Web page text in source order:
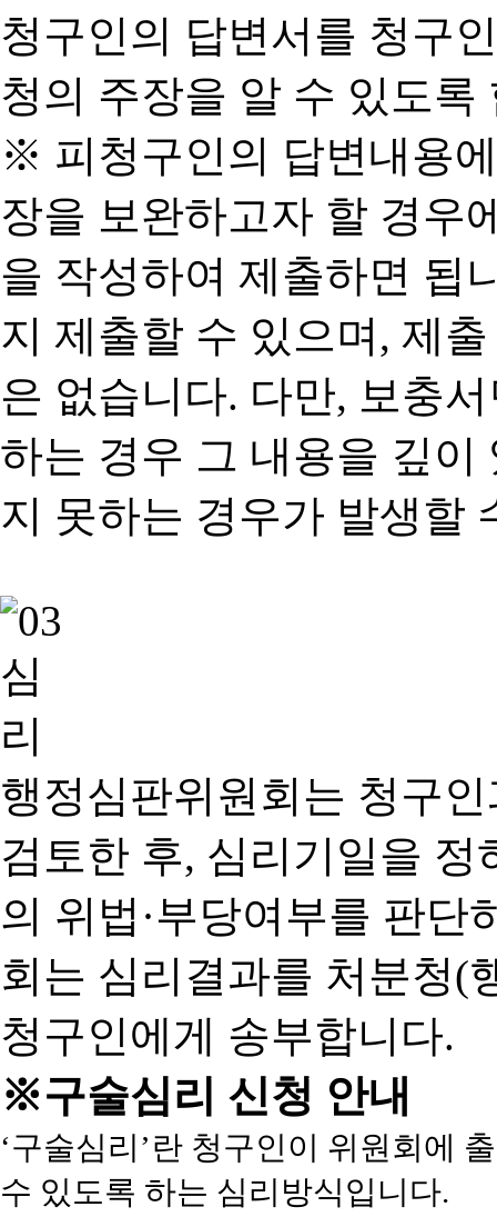
청구인의 답변서를 청구
청의 주장을 알 수 있도록
※ 피청구인의 답변내용
장을 보완하고자 할 경우
을 작성하여 제출하면 됩
지 제출할 수 있으며, 제
은 없습니다. 다만, 보충
하는 경우 그 내용을 깊이
지 못하는 경우가 발생할
행정심판위원회는 청구
검토한 후, 심리기일을 정
의 위법·부당여부를 판단
회는 심리결과를 처분청(
청구인에게 송부합니다.
※구술심리 신청 안내
‘구술심리’란 청구인이 위원회에
수 있도록 하는 심리방식입니다.